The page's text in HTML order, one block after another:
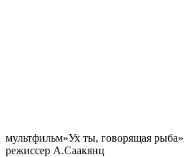
мультфильм»Ух ты, говорящая рыба»
режиссер А.Саакянц